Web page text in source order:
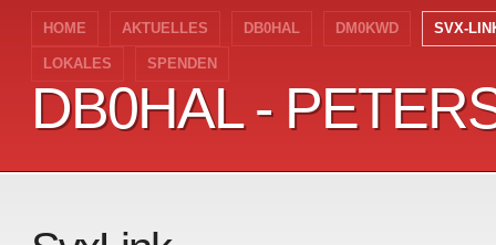
HOME AKTUELLES DB0HAL DM0KWD SVX-
LOKALES SPENDEN
DB0HAL -
DB0HAL -